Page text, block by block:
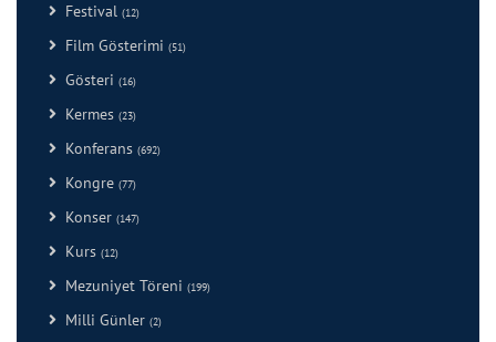
Festival (12)
Film Gösterimi (51)
Gösteri (16)
Kermes (23)
Konferans (692)
Kongre (77)
Konser (147)
Kurs (12)
Mezuniyet Töreni (199)
Milli Günler (2)